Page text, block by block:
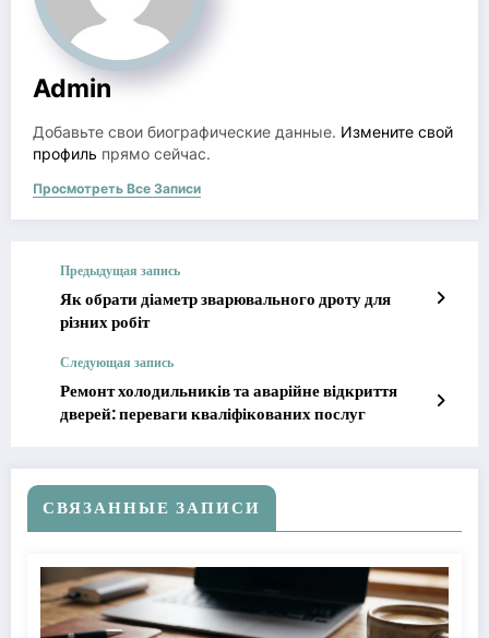
Admin
Добавьте свои биографические данные. Измените свой
профиль прямо сейчас.
Просмотреть Все Записи
Предыдущая запись
Як обрати діаметр зварювального дроту для
різних робіт
Следующая запись
Ремонт холодильників та аварійне відкриття
дверей: переваги кваліфікованих послуг
СВЯЗАННЫЕ ЗАПИСИ